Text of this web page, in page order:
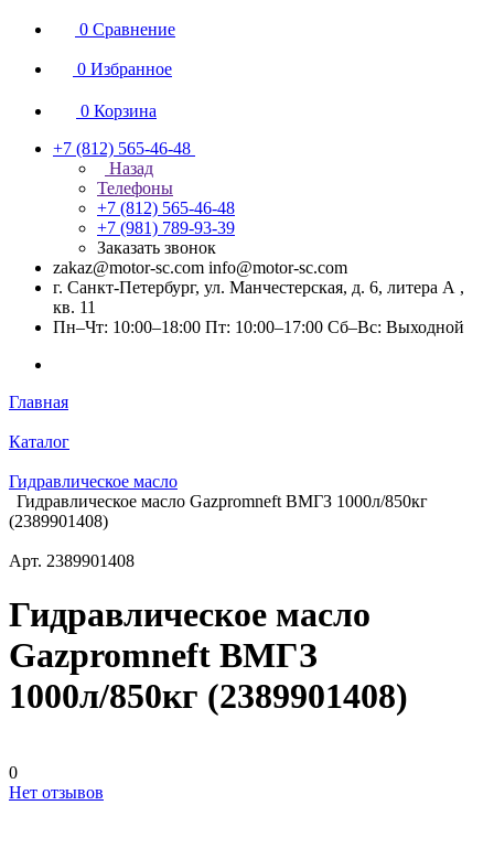
0 Сравнение
0 Избранное
0 Корзина
+7 (812) 565-46-48
Назад
Телефоны
+7 (812) 565-46-48
+7 (981) 789-93-39
Заказать звонок
zakaz@motor-sc.com info@motor-sc.com
г. Санкт-Петербург, ул. Манчестерская, д. 6, литера А ,
кв. 11
Пн–Чт: 10:00–18:00 Пт: 10:00–17:00 Сб–Вс: Выходной
Главная
Каталог
Гидравлическое масло
Гидравлическое масло Gazpromneft ВМГЗ 1000л/850кг
(2389901408)
Арт. 2389901408
Гидравлическое масло
Gazpromneft ВМГЗ
1000л/850кг (2389901408)
0
Нет отзывов